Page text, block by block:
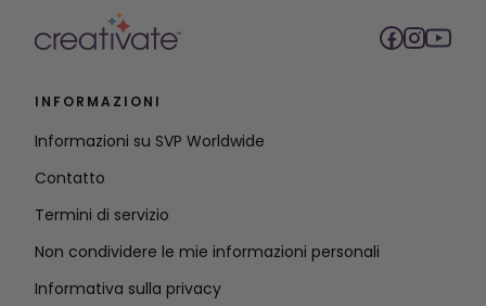
INFORMAZIONI
Informazioni su SVP Worldwide
Contatto
Termini di servizio
Non condividere le mie informazioni personali
Informativa sulla privacy